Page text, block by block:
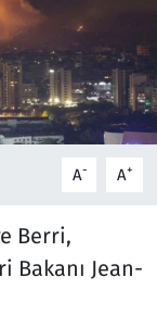
A- A+
Berri,
Bakanı Jean-